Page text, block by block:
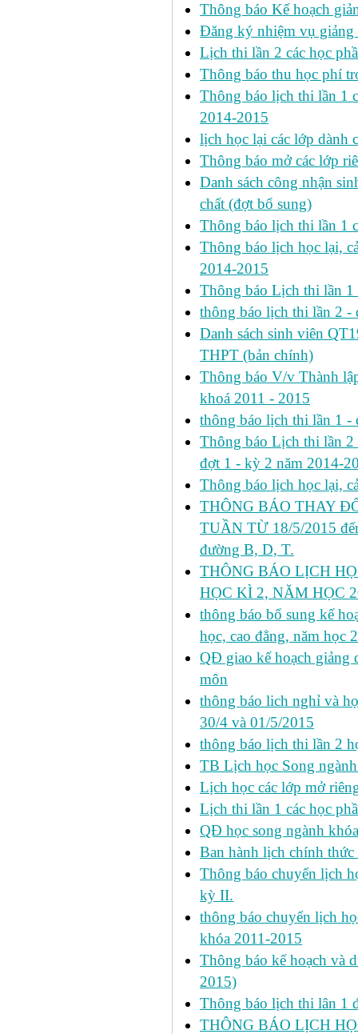
Thông báo Kế hoạch
Đăng ký nhiệm vụ giảng
Lịch thi lần 2 các học
Thông báo thu học phí
Thông báo lịch thi lần 1
2014-2015
lịch học lại các lớp dành
Thông báo mở các lớp
Danh sách công nhận
chất (đợt bổ sung)
Thông báo lịch thi lần 1
Thông báo lịch học lại,
2014-2015
Thông báo Lịch thi lần
thông báo lịch thi lần 2 -
Danh sách sinh viên
THPT (bản chính)
Thông báo V/v Thành
khoá 2011 - 2015
thông báo lịch thi lần 1 -
Thông báo Lịch thi lần 2
đợt 1 - kỳ 2 năm 2014-
Thông báo lịch học lại,
THÔNG BÁO THAY
TUẦN TỪ 18/5/2015
đường B, D, T.
THÔNG BÁO LỊCH
HỌC KÌ 2, NĂM HỌC
thông báo bổ sung kế
học, cao đẳng, năm học
QĐ giao kế hoạch giảng
môn
thông báo lich nghỉ và
30/4 và 01/5/2015
thông báo lịch thi lần 2
TB Lịch học Song
Lịch học các lớp mở
Lịch thi lần 1 các học
QĐ học song ngành
Ban hành lịch chính
Thông báo chuyển lịch
kỳ II.
thông báo chuyển lịch
khóa 2011-2015
Thông báo kế hoạch và
2015)
Thông báo lịch thi lân 1
THÔNG BÁO LỊCH